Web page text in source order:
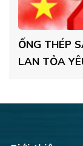
ỐNG THÉP
LAN TỎA